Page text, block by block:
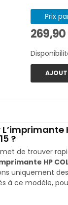
Prix
?
de trouver
HP
uniquement
à ce modèle,